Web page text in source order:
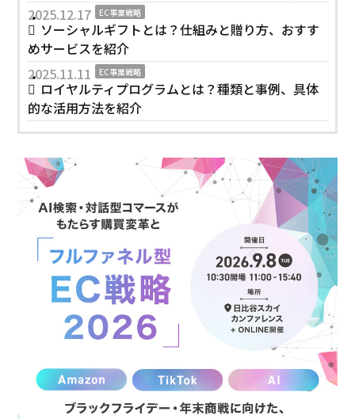
2025.12.17
EC事業戦略
ソーシャルギフトとは？仕組みと贈り方、おすす
めサービスを紹介
2025.11.11
EC事業戦略
ロイヤルティプログラムとは？種類と事例、具体
的な活用方法を紹介